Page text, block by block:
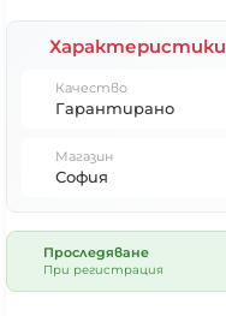
Характеристики
Качество
Гарантирано
Магазин
София
Проследяване
При регистрация